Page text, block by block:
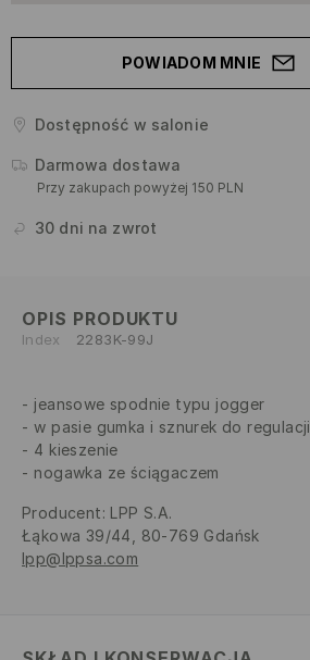
POWIADOM MNIE
Dostępność w salonie
Darmowa dostawa
Przy zakupach powyżej 150 PLN
30 dni na zwrot
OPIS PRODUKTU
Index 2283K-99J
jeansowe spodnie typu jogger
w pasie gumka i sznurek do regulacji
4 kieszenie
nogawka ze ściągaczem
Producent: LPP S.A.
Łąkowa 39/44, 80-769 Gdańsk
lpp@lppsa.com